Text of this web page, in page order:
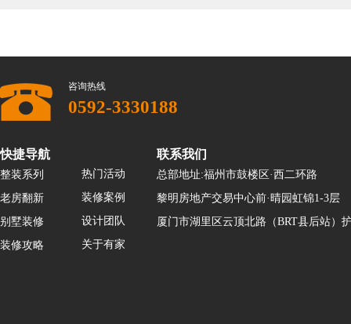
咨询热线
0592-3330188
快捷导航
整装系列
老房翻新
别墅装修
装修攻略
热门活动
装修案例
设计团队
关于有家
联系我们
总部地址:福州市鼓楼区·西二环路
黎明房地产交易中心前·晴园虹锦1-3层
厦门市湖里区云顶北路（BRT县后站）